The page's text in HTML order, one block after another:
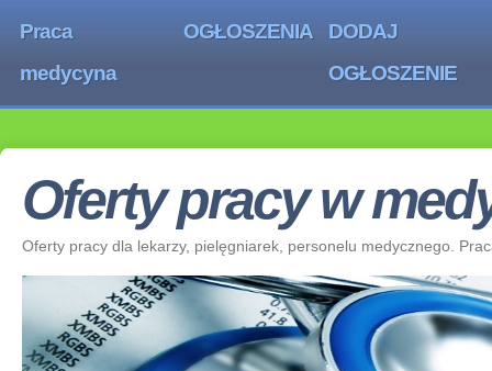
Praca
medycyna
OGŁOSZENIA
DODAJ
OGŁOSZENIE
Oferty pracy w
Oferty pracy dla lekarzy, pielęgniarek, personelu medycznego.